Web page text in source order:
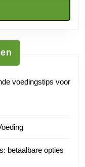
voedingstips voor
betaalbare opties